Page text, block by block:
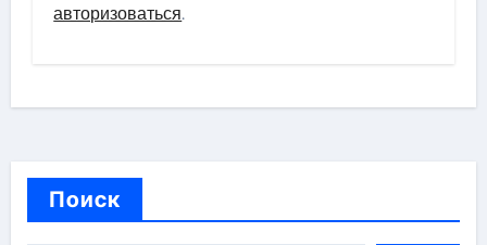
авторизоваться.
Поиск